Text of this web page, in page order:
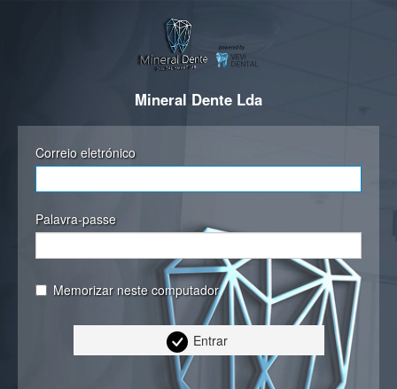
Mineral Dente Lda
Correio eletrónico
Palavra-passe
Memorizar neste computador
Entrar